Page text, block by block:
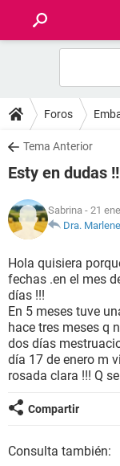
FOROS
SALUD
FAMILIA
NUTRICIÓN
BIENESTAR
SEXUALIDAD
GLOSARIO
Foros
Tema Anterior
Esty en dudas
Sabrina - 21
Dra.
Hola quisiera
fechas .en el mes
días !!!
En 5 meses tuve
hace tres meses q
dos días
día 17 de enero m
rosada clara !!! Q
Compartir
Consulta también: